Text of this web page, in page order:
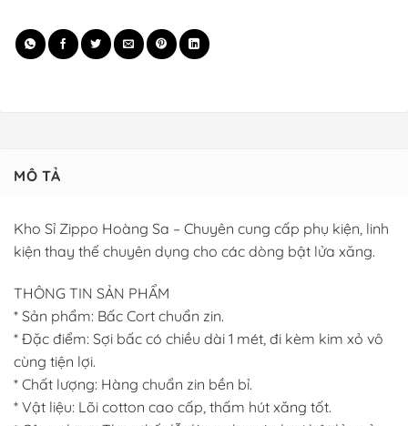
MÔ TẢ
Kho Sỉ Zippo Hoàng Sa – Chuyên cung cấp phụ kiện, linh
kiện thay thế chuyên dụng cho các dòng bật lửa xăng.
THÔNG TIN SẢN PHẨM
* Sản phẩm: Bấc Cort chuẩn zin.
* Đặc điểm: Sợi bấc có chiều dài 1 mét, đi kèm kim xỏ vô
cùng tiện lợi.
* Chất lượng: Hàng chuẩn zin bền bỉ.
* Vật liệu: Lõi cotton cao cấp, thấm hút xăng tốt.